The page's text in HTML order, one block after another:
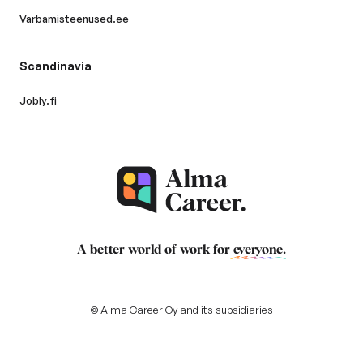
Varbamisteenused.ee
Scandinavia
Jobly.fi
A better world of work for everyone.
© Alma Career Oy and its subsidiaries